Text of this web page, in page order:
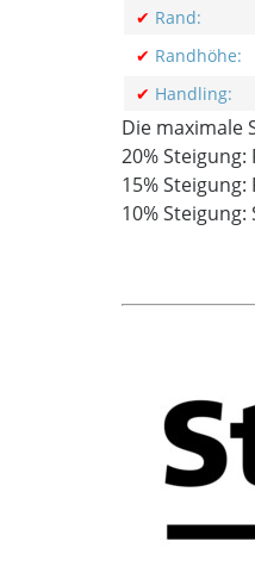
✔ Rand:
✔ Randhöhe:
✔ Handling:
Die maximale
20%
15%
10%